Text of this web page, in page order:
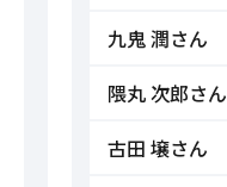
九鬼 潤さん
隈丸 次郎さん
古田 壌さん